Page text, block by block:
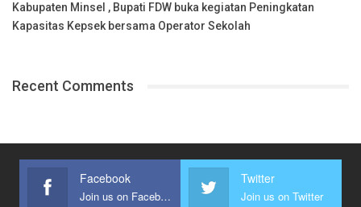
Kabupaten Minsel , Bupati FDW buka kegiatan Peningkatan
Kapasitas Kepsek bersama Operator Sekolah
Recent Comments
Facebook
Join us on Facebook
Twitter
Join us on Twitter